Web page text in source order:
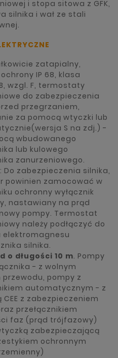
i stopa sitowa z GFK,
silnika i wał ze stali
zatapialny,
IP 68, klasa
wzgl. F, termostaty
do zabezpieczenia
przegrzaniem,
za pomocą wtyczki lub
S na zdj.) -
wbudowanego
lub kulowego
zanurzeniowego.
Do zabezpieczenia silnika,
powinien zamocować w
ochronny wyłącznik
nastawiany na prąd
pompy. Termostat
należy podłączyć do
elektromagnesu
silnika.
o długości 10 m. Pompy
- z wolnym
przewodu, pompy z
automatycznym - z
z zabezpieczeniem
przełącznikiem
faz (prąd trójfazowy)
zabezpieczającą
ochronnym